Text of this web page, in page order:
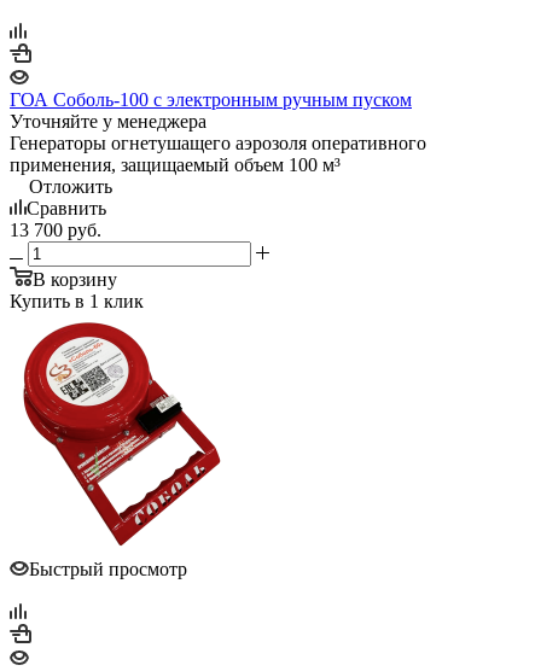
ГОА Соболь-100 с электронным ручным пуском
Уточняйте у менеджера
Генераторы огнетушащего аэрозоля оперативного
применения, защищаемый объем 100 м³
Отложить
Сравнить
13 700 руб.
В корзину
Купить в 1 клик
Быстрый просмотр